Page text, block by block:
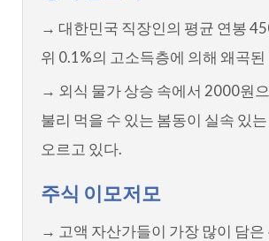
→ 대한민국 직장인의 평균 연봉
위 0.1%의 고소득층에 의해 왜곡된
→ 외식 물가 상승 속에서 2000원
불리 먹을 수 있는 봄동이 실속 있
오르고 있다.
주식 이모저모
→ 고액 자산가들이 가장 많이 담은